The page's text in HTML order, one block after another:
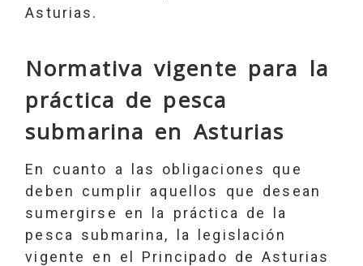
Asturias.
Normativa vigente para la
práctica de pesca
submarina en Asturias
En cuanto a las obligaciones que
deben cumplir aquellos que desean
sumergirse en la práctica de la
pesca submarina, la legislación
vigente en el Principado de Asturias